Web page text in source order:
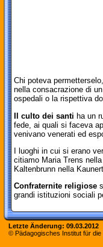
Chi poteva
nella consacrazione di
ospedali o la rispettiva
Il culto dei santi ha un
fede, ai quali si faceva
venivano venerati ed
I luoghi in cui si erano
citiamo Maria Trens
Kaltenbrunn nella
Confraternite religiose
grandi istituzioni sociali
Letzte Änderung: 09.03.2012
© Pädagogisches Institut für